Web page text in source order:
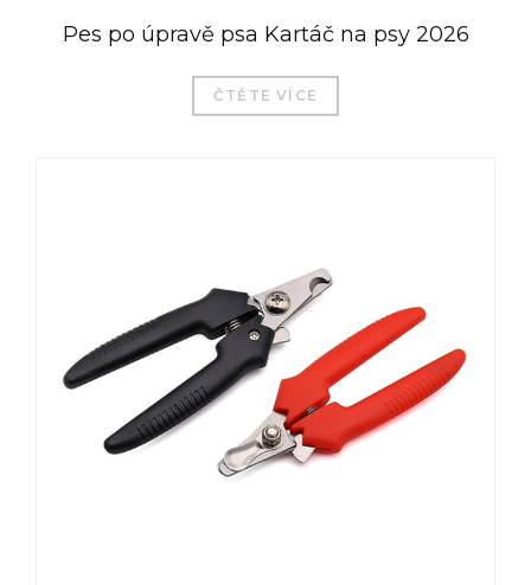
Pes po úpravě psa Kartáč na psy 2026
ČTĚTE VÍCE